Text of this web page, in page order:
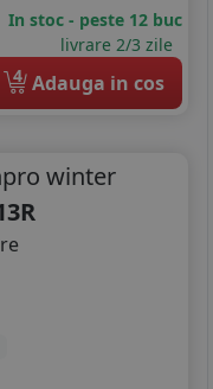
In stoc - peste 12 buc
livrare 2/3 zile
4 Adauga in cos
winter